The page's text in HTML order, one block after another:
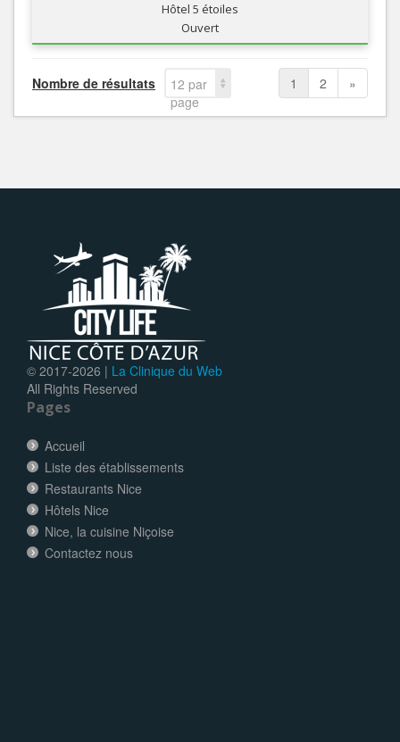
Hôtel 5 étoiles
Ouvert
Nombre de résultats
12 par
page
1 2 »
© 2017-2026 | La Clinique du Web
All Rights Reserved
Pages
Accueil
Liste des établissements
Restaurants Nice
Hôtels Nice
Nice, la cuisine Niçoise
Contactez nous